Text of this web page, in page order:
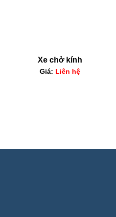
Xe chở kính
Giá: Liên hệ